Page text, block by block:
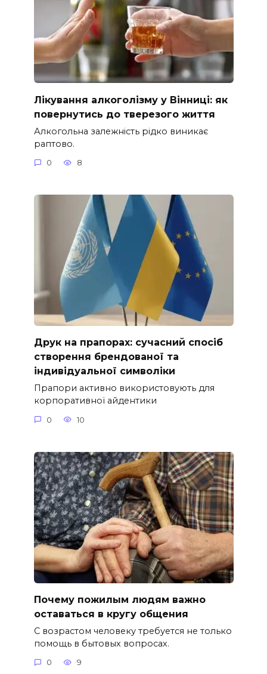
Лікування алкоголізму у Вінниці: як
повернутись до тверезого життя
Алкогольна залежність рідко виникає
раптово.
0 8
Друк на прапорах: сучасний спосіб
створення брендованої та
індивідуальної символіки
Прапори активно використовують для
корпоративної айдентики
0 10
Почему пожилым людям важно
оставаться в кругу общения
С возрастом человеку требуется не только
помощь в бытовых вопросах.
0 9